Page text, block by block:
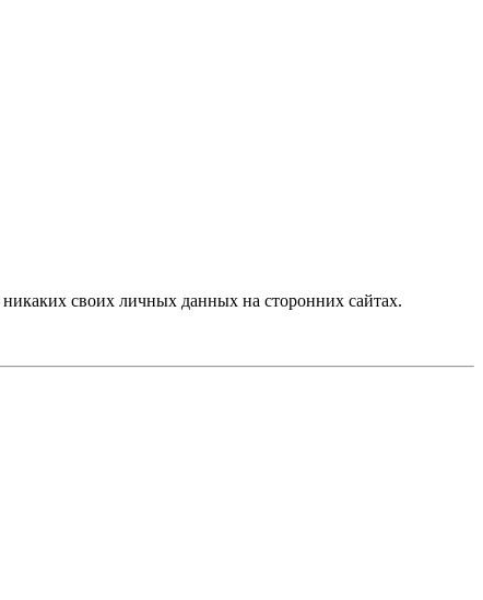
никаких своих личных данных на сторонних сайтах.